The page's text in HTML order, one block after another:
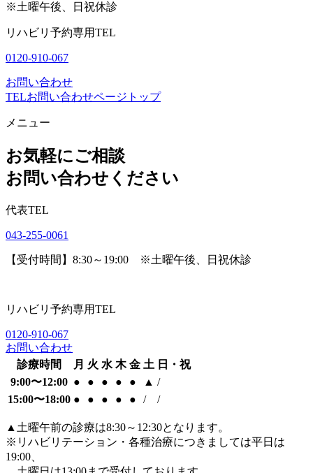
※土曜午後、日祝休診
リハビリ予約専用TEL
0120-910-067
お問い合わせ
TELお問い合わせページトップ
メニュー
お気軽にご相談
お問い合わせください
代表TEL
043-255-0061
【受付時間】8:30～19:00 ※土曜午後、日祝休診
リハビリ予約専用TEL
0120-910-067
お問い合わせ
診療時間
月 火 水 木 金 土 日・祝
9:00〜12:00 ● ● ● ● ● ▲ /
15:00〜18:00 ● ● ● ● ● / /
▲ 土曜午前の診療は8:30～12:30となります。
※リハビリテーション・各種治療につきましては平日は
19:00、